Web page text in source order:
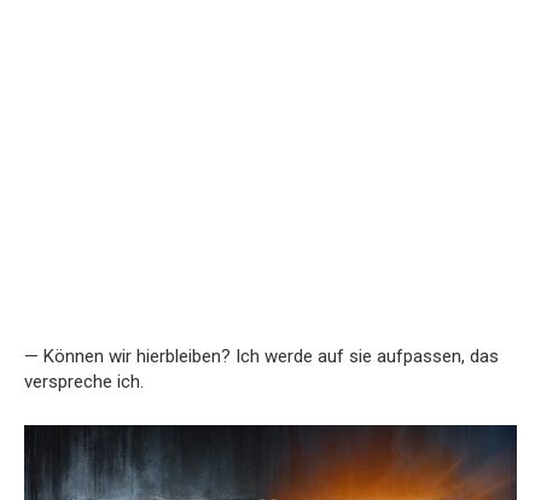
— Können wir hierbleiben? Ich werde auf sie aufpassen, das
verspreche ich.